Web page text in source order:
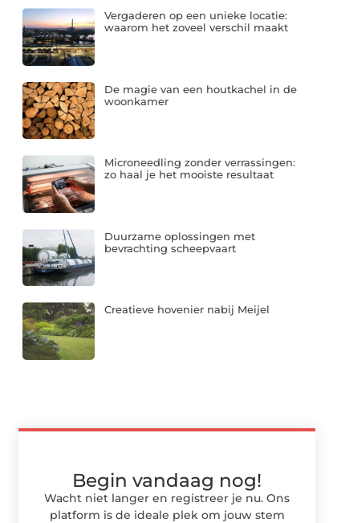
Vergaderen op een unieke locatie:
waarom het zoveel verschil maakt
De magie van een houtkachel in de
woonkamer
Microneedling zonder verrassingen:
zo haal je het mooiste resultaat
Duurzame oplossingen met
bevrachting scheepvaart
Creatieve hovenier nabij Meijel
Begin vandaag nog!
Wacht niet langer en registreer je nu. Ons
platform is de ideale plek om jouw stem